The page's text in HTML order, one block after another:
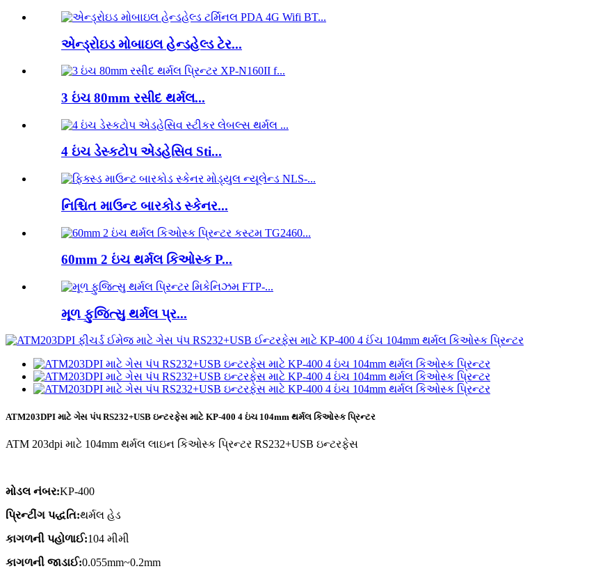
એન્ડ્રોઇડ મોબાઇલ હેન્ડહેલ્ડ ટેર...
3 ઇંચ 80mm રસીદ થર્મલ...
4 ઇંચ ડેસ્કટોપ એડહેસિવ Sti...
નિશ્ચિત માઉન્ટ બારકોડ સ્કેનર...
60mm 2 ઇંચ થર્મલ કિઓસ્ક P...
મૂળ ફુજિત્સુ થર્મલ પ્ર...
ATM203DPI માટે ગેસ પંપ RS232+USB ઇન્ટરફેસ માટે KP-400 4 ઇંચ 104mm થર્મલ કિઓસ્ક પ્રિન્ટર
ATM 203dpi માટે 104mm થર્મલ લાઇન કિઓસ્ક પ્રિન્ટર RS232+USB ઇન્ટરફેસ
મોડલ નંબર:KP-400
પ્રિન્ટીંગ પદ્ધતિ:થર્મલ હેડ
કાગળની પહોળાઈ:104 મીમી
કાગળની જાડાઈ:0.055mm~0.2mm